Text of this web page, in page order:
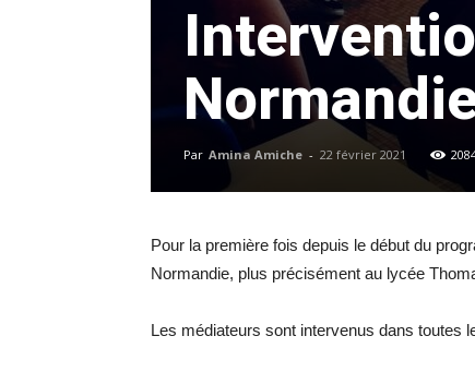
Par Amina Amiche - 22 février 2021
Pour la première fois depuis le début du
Normandie, plus précisément au lycée
Les médiateurs sont intervenus dans toutes